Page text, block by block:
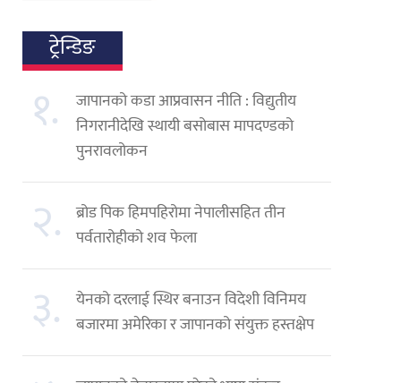
ट्रेन्डिङ
१.
जापानको कडा आप्रवासन नीति : विद्युतीय
निगरानीदेखि स्थायी बसोबास मापदण्डको
पुनरावलोकन
२.
ब्रोड पिक हिमपहिरोमा नेपालीसहित तीन
पर्वतारोहीको शव फेला
३.
येनको दरलाई स्थिर बनाउन विदेशी विनिमय
बजारमा अमेरिका र जापानको संयुक्त हस्तक्षेप